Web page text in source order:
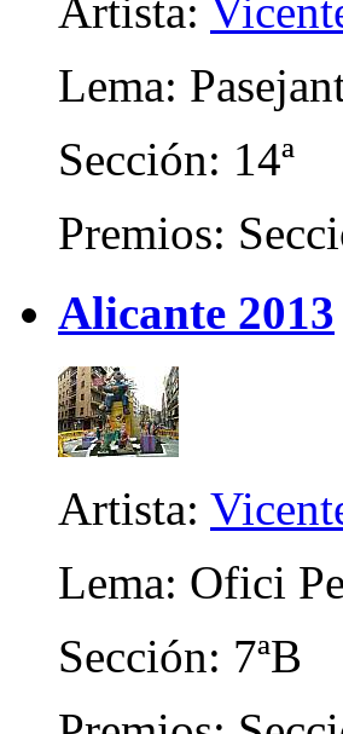
Artista:
Lema:
Sección: 14ª
Premios:
Alicante 2013
Artista:
Lema: Ofici
Sección: 7ªB